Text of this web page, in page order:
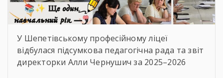
У Шепетівському професійному ліцеї
відбулася підсумкова педагогічна рада та звіт
директорки Алли Чернушич за 2025–2026